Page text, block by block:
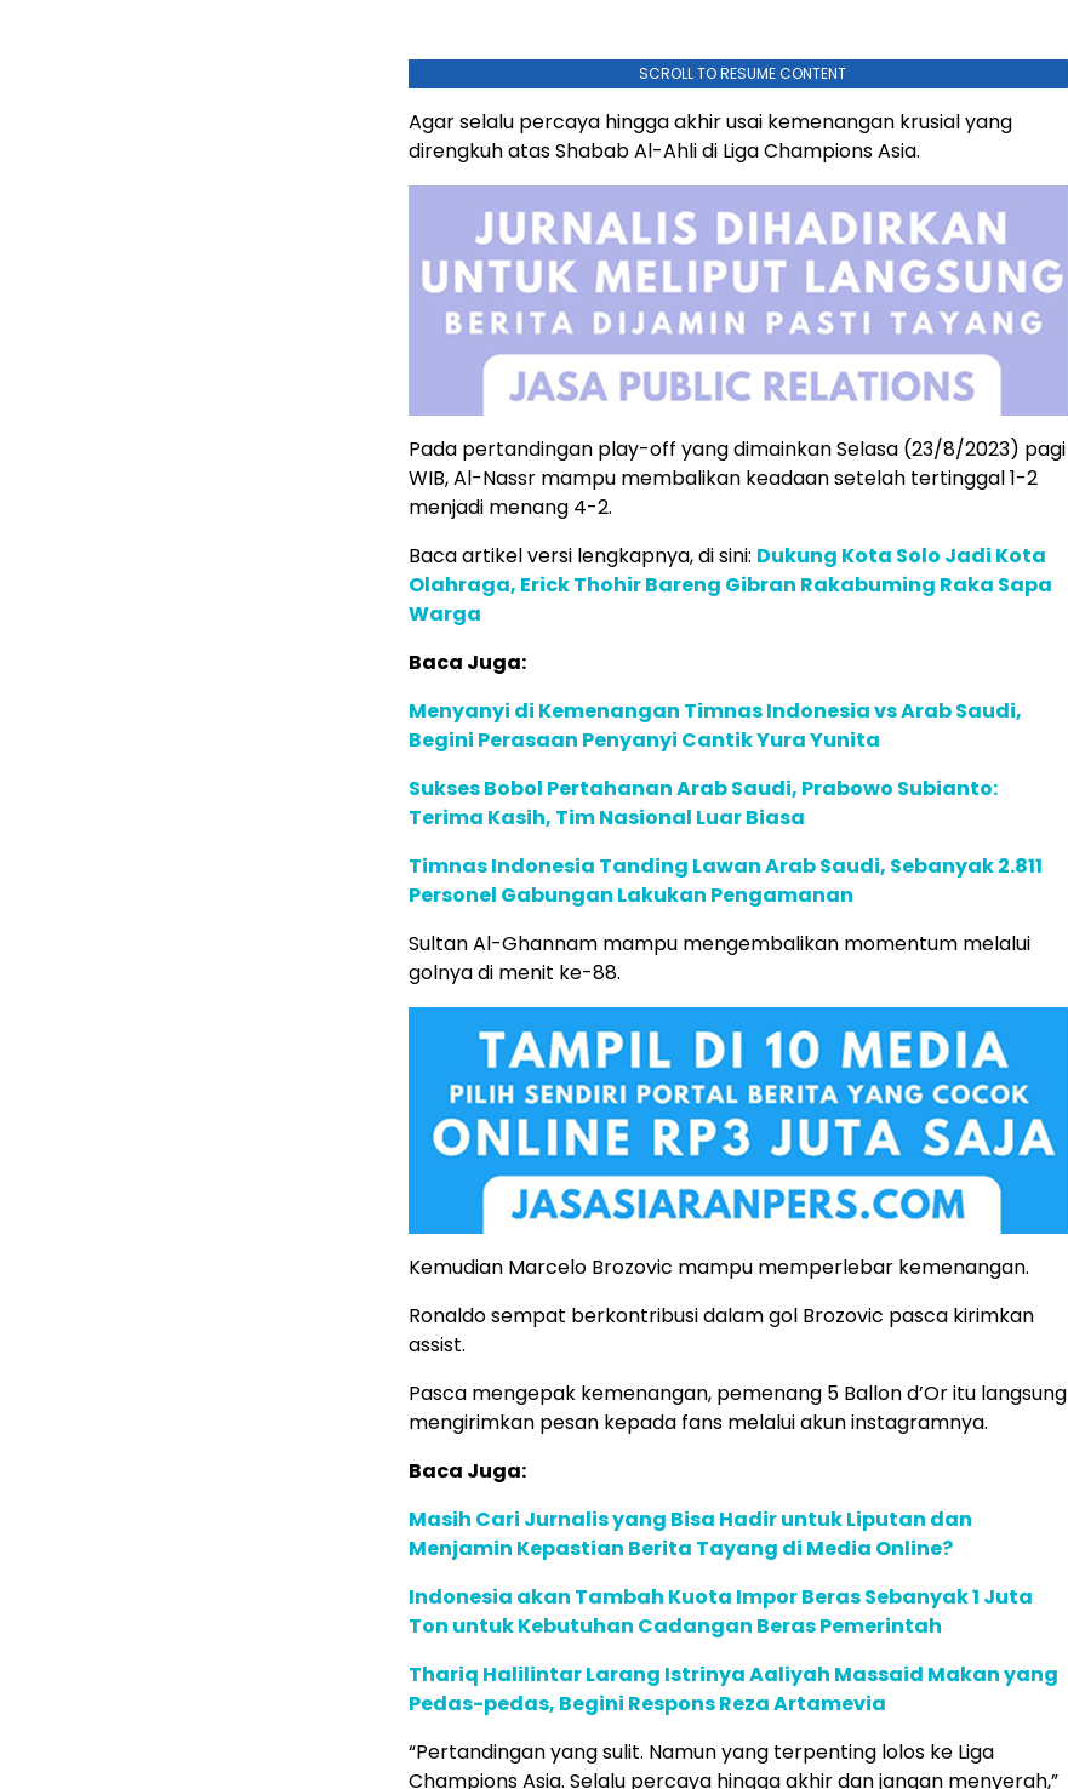
SCROLL TO RESUME CONTENT
Agar selalu percaya hingga akhir usai kemenangan krusial yang
direngkuh atas Shabab Al-Ahli di Liga Champions Asia.
Pada pertandingan play-off yang dimainkan Selasa (23/8/2023) pagi
WIB, Al-Nassr mampu membalikan keadaan setelah tertinggal 1-2
menjadi menang 4-2.
Baca artikel versi lengkapnya, di sini: Dukung Kota Solo Jadi Kota
Olahraga, Erick Thohir Bareng Gibran Rakabuming Raka Sapa
Warga
Baca Juga:
Menyanyi di Kemenangan Timnas Indonesia vs Arab Saudi,
Begini Perasaan Penyanyi Cantik Yura Yunita
Sukses Bobol Pertahanan Arab Saudi, Prabowo Subianto:
Terima Kasih, Tim Nasional Luar Biasa
Timnas Indonesia Tanding Lawan Arab Saudi, Sebanyak 2.811
Personel Gabungan Lakukan Pengamanan
Sultan Al-Ghannam mampu mengembalikan momentum melalui
golnya di menit ke-88.
Kemudian Marcelo Brozovic mampu memperlebar kemenangan.
Ronaldo sempat berkontribusi dalam gol Brozovic pasca kirimkan
assist.
Pasca mengepak kemenangan, pemenang 5 Ballon d’Or itu langsung
mengirimkan pesan kepada fans melalui akun instagramnya.
Baca Juga:
Masih Cari Jurnalis yang Bisa Hadir untuk Liputan dan
Menjamin Kepastian Berita Tayang di Media Online?
Indonesia akan Tambah Kuota Impor Beras Sebanyak 1 Juta
Ton untuk Kebutuhan Cadangan Beras Pemerintah
Thariq Halilintar Larang Istrinya Aaliyah Massaid Makan yang
Pedas-pedas, Begini Respons Reza Artamevia
“Pertandingan yang sulit. Namun yang terpenting lolos ke Liga
Champions Asia. Selalu percaya hingga akhir dan jangan menyerah,”